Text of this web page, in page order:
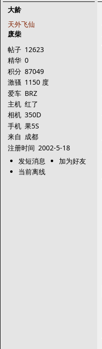
大龄
天外飞仙
废柴
帖子 12623
精华 0
积分 87049
激骚 1150 度
爱车 BRZ
主机 红了
相机 350D
手机 果5S
来自 成都
注册时间 2002-5-18
发短消息
加为好友
当前离线